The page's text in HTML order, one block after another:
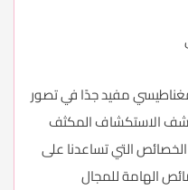
مفيد جدًا في تصور
الاستكشاف المكثف
التي تساعدنا على
الهامة للمجال